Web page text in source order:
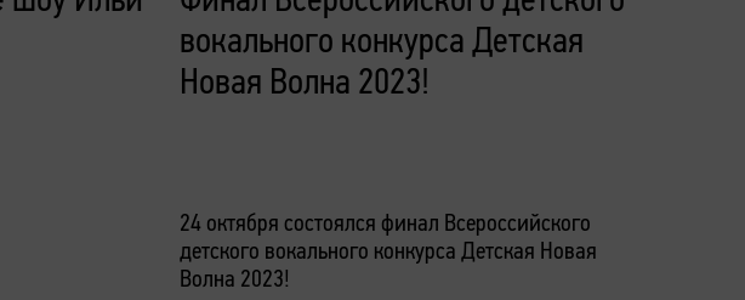
вокального конкурса Детская
Новая Волна 2023!
24 октября состоялся финал Всероссийского
детского вокального конкурса Детская Новая
Волна 2023!